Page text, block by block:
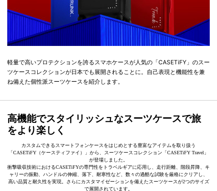
軽量で高いプロテクションを誇るスマホケースが人気の「CASETiFY」のスー
ツケースコレクションが日本でも展開されることに。自己表現と機能性を兼
ね備えた個性派スーツケースを紹介します。
高機能でスタイリッシュなスーツケースで旅
をより楽しく
カスタムできるスマートフォンケースをはじめとする豊富なアイテムを取り扱う
「CASETiFY（ケースティファイ）」から、スーツケースコレクション「CASETiFY Travel」
が登場しました。
衝撃吸収技術におけるCASETiFYの専門性をトラベルギアに応用し、走行距離、階段昇降、キ
ャリーの振動、ハンドルの伸縮、落下、耐寒性など、数々の過酷な試験を厳格にクリアし、
高い品質と耐久性を実現。さらにカスタマイゼーションを備えたスーツケースが2つのサイズ
で展開されています。